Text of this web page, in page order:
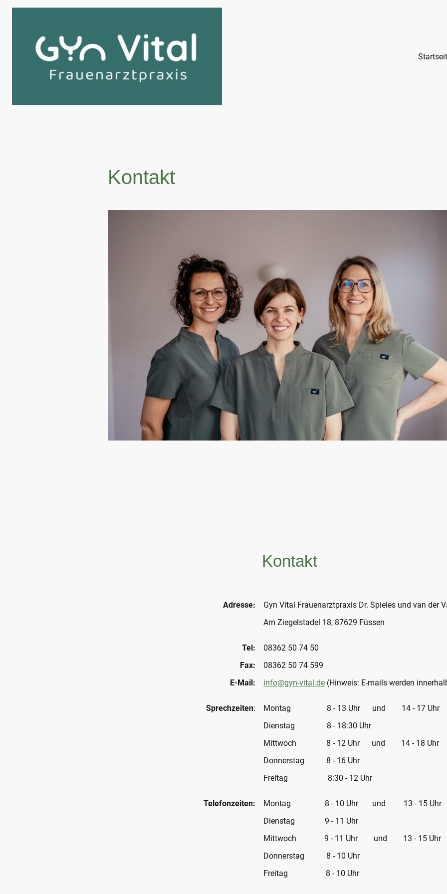
Kontakt
Kontakt
Adresse:
Gyn Vital Frauenarztpraxis Dr. Spieles und van der
Am Ziegelstadel 18, 87629 Füssen
Tel:
Fax:
E-Mail:
08362 50 74 50
08362 50 74 599
info@gyn-vital.de(Hinweis: E-mails werden
Sprechzeiten:
Montag 8 - 13 Uhr und 14 - 17 Uhr
Dienstag 8 - 18:30 Uhr
Mittwoch 8 - 12 Uhr und 14 - 18 Uhr
Donnerstag 8 - 16 Uhr
Freitag 8:30 - 12 Uhr
Telefonzeiten:
Montag 8 - 10 Uhr und 13 - 15 Uhr
Dienstag 9 - 11 Uhr
Mittwoch 9 - 11 Uhr und 13 - 15 Uhr
Donnerstag 8 - 10 Uhr
Freitag 8 - 10 Uhr